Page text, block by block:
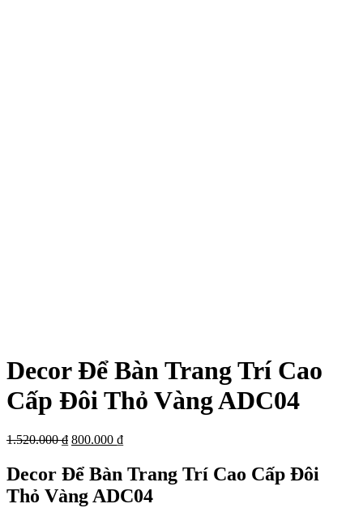
Decor Để Bàn Trang Trí Cao
Cấp Đôi Thỏ Vàng ADC04
1.520.000₫ 800.000 ₫
Decor Để Bàn Trang Trí Cao Cấp Đôi
Thỏ Vàng ADC04